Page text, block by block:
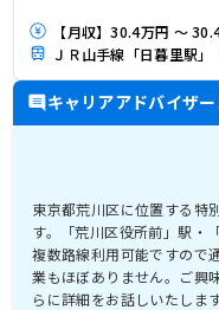
【月収】30.4万円 ～
ＪＲ山手線「日暮里駅」
キャリアアドバイザ
東京都荒川区に位置する特
す。「荒川区役所前」駅・
複数路線利用可能ですので
業もほぼありません。ご興
らに詳細をお話しいたしま